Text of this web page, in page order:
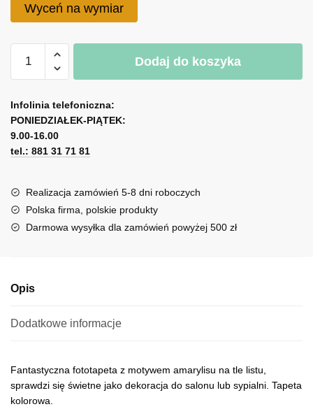
Wyceń na wymiar
Foto-
amarylis
Dodaj do koszyka
l
t
e
r
a
t
i
Infolinia telefoniczna:
PONIEDZIAŁEK-PIĄTEK:
9.00-16.00
tel.: 881 31 71 81
Realizacja zamówień 5-8 dni roboczych
Polska firma, polskie produkty
Darmowa wysyłka dla zamówień powyżej 500 zł
Opis
Dodatkowe informacje
Fantastyczna fototapeta z motywem amarylisu na tle listu,
sprawdzi się świetne jako dekoracja do salonu lub sypialni. Tapeta
kolorowa.